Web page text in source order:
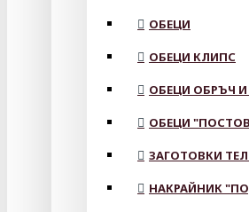
ОБЕЦИ
ОБЕЦИ КЛИПС
ОБЕЦИ ОБРЪЧ
ОБЕЦИ
ЗАГОТОВКИ
НАКРАЙНИК